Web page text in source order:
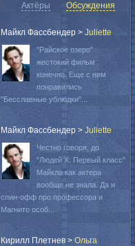
Актёры Обсуждения
Майкл Фассбендер > Juliette
"Райское озеро"
жестокий фильм
конечно. Еще с ним
понравились
"Бесславные ублюдки"...
Майкл Фассбендер > Juliette
Честно говоря, до
"Людей Х: Первый класс"
Майкла как актера
вообще не знала. Да и
спин-офф про профессора и
Магнито особ...
Кирилл Плетнев > Oльга